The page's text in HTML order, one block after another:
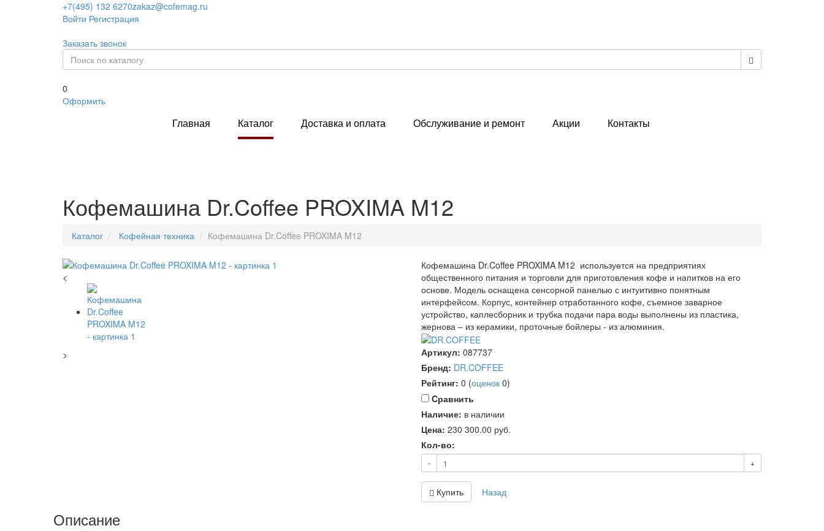
+7(495) 132 6270zakaz@cofemag.ru
Войти Регистрация
Заказать звонок
0
Оформить
Главная Каталог Доставка и оплата Обслуживание и ремонт Акции Контакты
Кофемашина Dr.Coffee PROXIMA M12
Каталог Кофейная техника Кофемашина Dr.Coffee PROXIMA M12
<
>
Кофемашина Dr.Coffee PROXIMA M12 используется на предприятиях
общественного питания и торговли для приготовления кофе и напитков на его
основе. Модель оснащена сенсорной панелью с интуитивно понятным
интерфейсом. Корпус, контейнер отработанного кофе, съемное заварное
устройство, каплесборник и трубка подачи пара воды выполнены из пластика,
жернова – из керамики, проточные бойлеры - из алюминия.
Артикул: 087737
Бренд: DR.COFFEE
Рейтинг: 0 (оценок 0)
Cравнить
Наличие: в наличии
Цена: 230 300.00 руб.
Кол-во:
- +
Купить Назад
Описание